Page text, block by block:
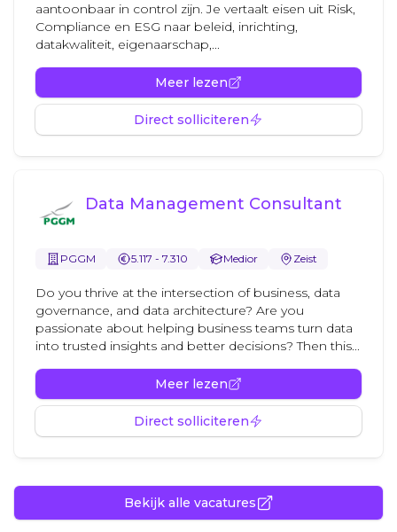
aantoonbaar in control zijn. Je vertaalt eisen uit Risk,
Compliance en ESG naar beleid, inrichting,
datakwaliteit, eigenaarschap,...
Meer lezen
Direct solliciteren
Data Management Consultant
PGGM 5.117 - 7.310 Medior Zeist
Do you thrive at the intersection of business, data
governance, and data architecture? Are you
passionate about helping business teams turn data
into trusted insights and better decisions? Then this...
Meer lezen
Direct solliciteren
Bekijk alle vacatures